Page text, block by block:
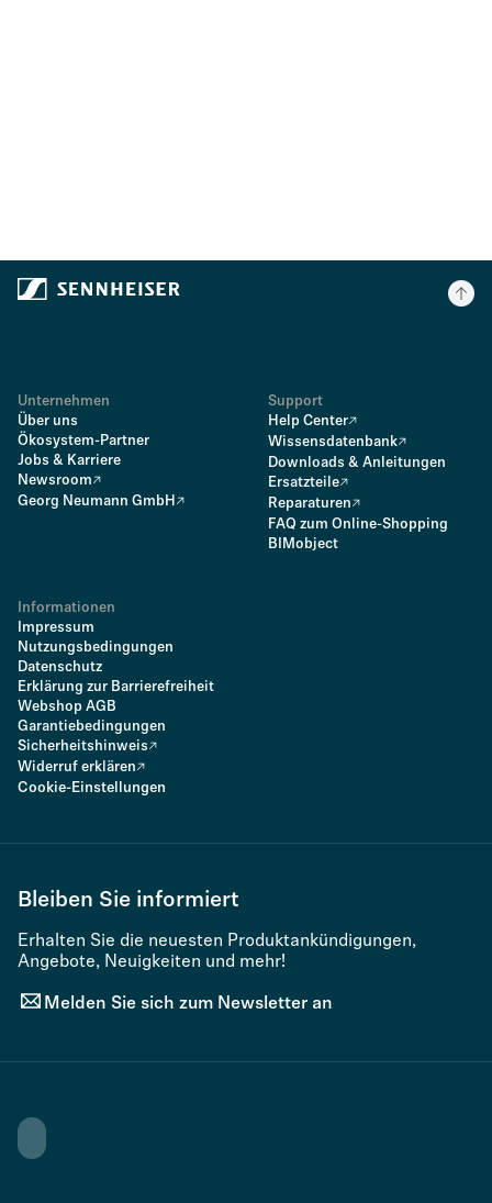
Unternehmen
Über uns
Ökosystem-Partner
Jobs & Karriere
Newsroom
Georg Neumann GmbH
Support
Help Center
Wissensdatenbank
Downloads & Anleitungen
Ersatzteile
Reparaturen
FAQ zum Online-Shopping
BIMobject
Informationen
Impressum
Nutzungsbedingungen
Datenschutz
Erklärung zur Barrierefreiheit
Webshop AGB
Garantiebedingungen
Sicherheitshinweis
Widerruf erklären
Cookie-Einstellungen
Bleiben Sie informiert
Erhalten Sie die neuesten Produktankündigungen,
Angebote, Neuigkeiten und mehr!
Melden Sie sich zum Newsletter an